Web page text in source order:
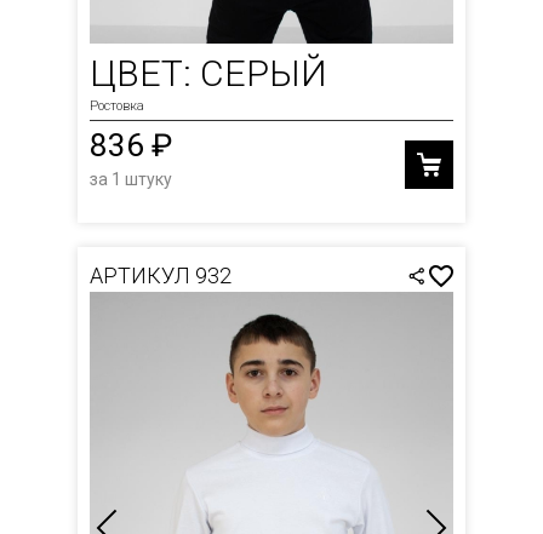
ЦВЕТ: СЕРЫЙ
Ростовка
836 ₽
за 1 штуку
АРТИКУЛ 932